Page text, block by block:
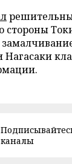
стороны
Нагасаки
каналы